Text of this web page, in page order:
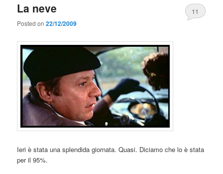
La neve
Posted on22/12/2009
11
Ieri è stata una splendida giornata. Quasi. Diciamo che lo è stata
per il 95%.